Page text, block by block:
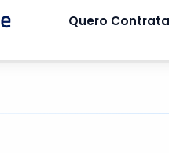
Quero